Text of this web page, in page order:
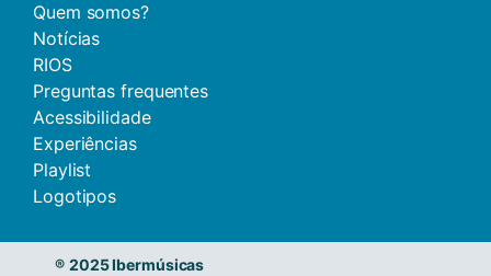
Quem somos?
Notícias
RIOS
Preguntas frequentes
Acessibilidade
Experiências
Playlist
Logotipos
® 2025 Ibermúsicas